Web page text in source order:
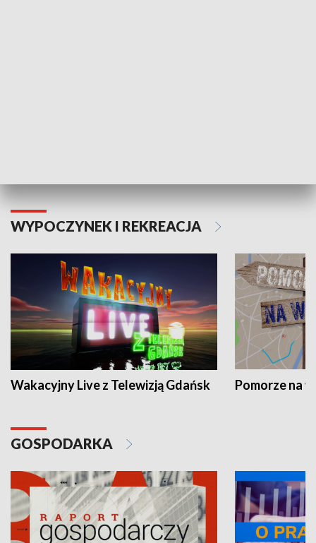
WYPOCZYNEK I REKREACJA
Wakacyjny Live z Telewizją Gdańsk Pomorze na
GOSPODARKA